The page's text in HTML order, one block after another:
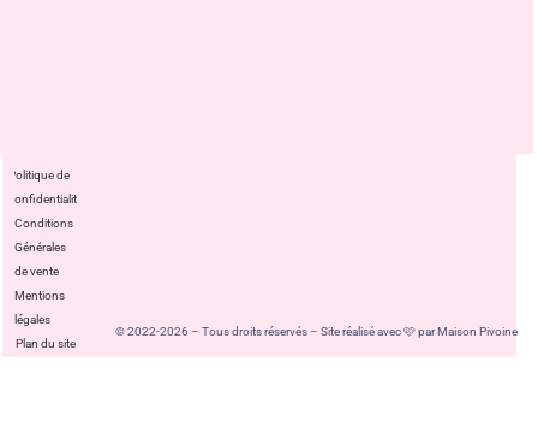
Politique de
confidentialité
Conditions
Générales
de vente
Mentions
légales
Plan du site
© 2022-2026 – Tous droits réservés – Site réalisé avec 🩷 par Maison Pivoine